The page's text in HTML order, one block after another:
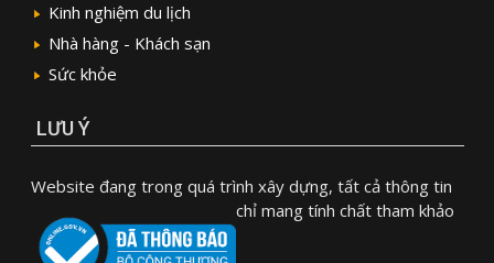
Kinh nghiệm du lịch
Nhà hàng - Khách sạn
Sức khỏe
LƯU Ý
Website đang trong quá trình xây dựng, tất cả thông tin
chỉ mang tính chất tham khảo